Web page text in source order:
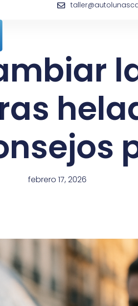
febrero 17, 2026